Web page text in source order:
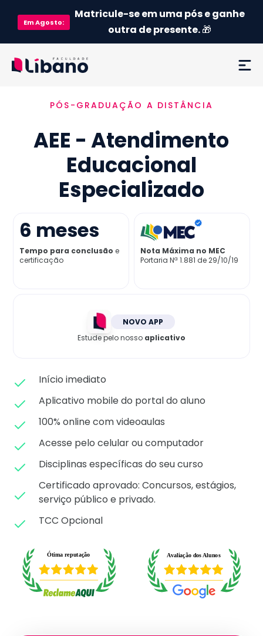
EmAgosto:
Matricule-se em uma pós e ganhe
outra de presente.🎁
Ementa
Como funciona
Credenciamento MEC
Já sou aluno
PÓS-GRADUAÇÃO A DISTÂNCIA
AEE - Atendimento
Educacional
Especializado
6 meses
Tempo para conclusão e
certificação
Nota Máxima no MEC
Portaria Nª 1.881 de 29/10/19
NOVO APP
Estude pelo nosso aplicativo
Início imediato
Aplicativo mobile do portal do aluno
100% online com videoaulas
Acesse pelo celular ou computador
Disciplinas específicas do seu curso
Certificado aprovado: Concursos, estágios,
serviço público e privado.
TCC Opcional